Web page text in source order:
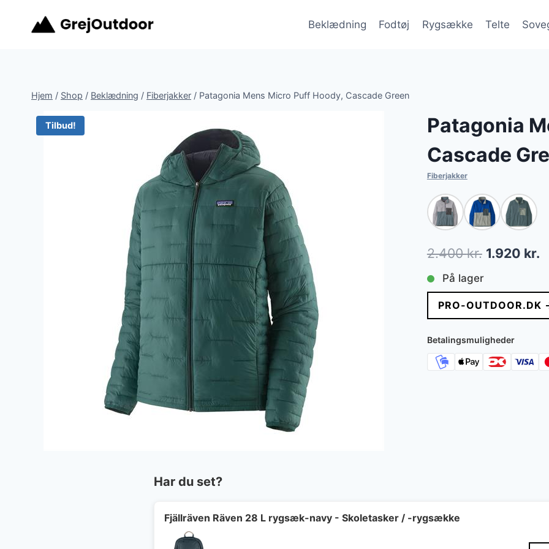
Beklædning Fodtøj Rygsække Telte
Hjem / Shop / Beklædning / Fiberjakker / Patagonia Mens Micro Puff Hoody, Cascade Green
Tilbud!
Patagonia
Cascade
Fiberjakker
2.400kr. Den
pris
var:
2.400 kr..
1.920 kr.
På lager
PRO-OUTDOOR.DK
Betalingsmuligheder
Har du set?
Fjällräven Räven 28 L rygsæk-navy - Skoletasker / -rygsække